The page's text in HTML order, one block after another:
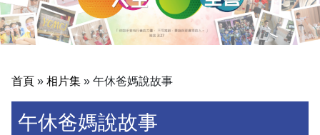
首頁 » 相片集 » 午休爸媽說故事
午休爸媽說故事